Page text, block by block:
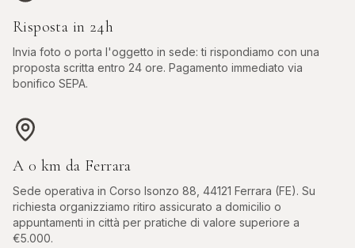
Risposta in 24h
Invia foto o porta l'oggetto in sede: ti rispondiamo con una
proposta scritta entro 24 ore. Pagamento immediato via
bonifico SEPA.
A 0 km da Ferrara
Sede operativa in Corso Isonzo 88, 44121 Ferrara (FE). Su
richiesta organizziamo ritiro assicurato a domicilio o
appuntamenti in città per pratiche di valore superiore a
€5.000.